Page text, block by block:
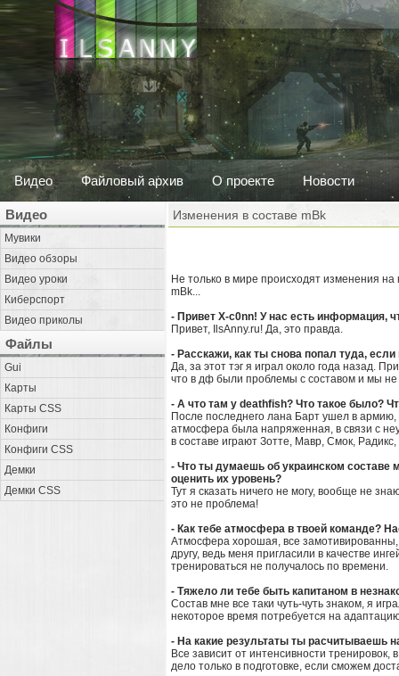
Видео Файловый архив О проекте Новости
Видео
Мувики
Видео обзоры
Видео уроки
Киберспорт
Видео приколы
Файлы
Gui
Карты
Карты CSS
Конфиги
Конфиги CSS
Демки
Демки CSS
Изменения в составе mBk
Не только в мире происходят изменения
mBk...
- Привет X-c0nn! У нас есть информация,
Привет, IlsAnny.ru! Да, это правда.
- Расскажи, как ты снова попал туда,
Да, за этот тэг я играл около года назад.
что в дф были проблемы с составом и мы не
- А что там у deathfish? Что такое было?
После последнего лана Барт ушел в
атмосфера была напряженная, в связи с
в составе играют Зотте, Мавр, Смок,
- Что ты думаешь об украинском составе
оценить их уровень?
Тут я сказать ничего не могу, вообще не
это не проблема!
- Как тебе атмосфера в твоей команде?
Атмосфера хорошая, все замотивированны,
другу, ведь меня пригласили в качестве
тренироваться не получалось по времени.
- Тяжело ли тебе быть капитаном в
Состав мне все таки чуть-чуть знаком, я
некоторое время потребуется на
- На какие результаты ты расчитываешь
Все зависит от интенсивности
дело только в подготовке, если сможем